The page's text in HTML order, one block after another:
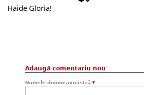
Haide Gloria!
Adaugă comentariu nou
Numele dumneavoastră *